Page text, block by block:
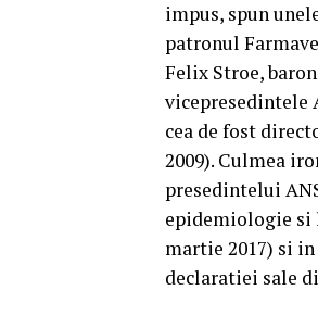
impus, spun
patronul
Felix Stroe,
vicepresedintele
cea de fost
2009). Culmea
presedintelui
epidemiologie si
martie 2017) si
declaratiei sale